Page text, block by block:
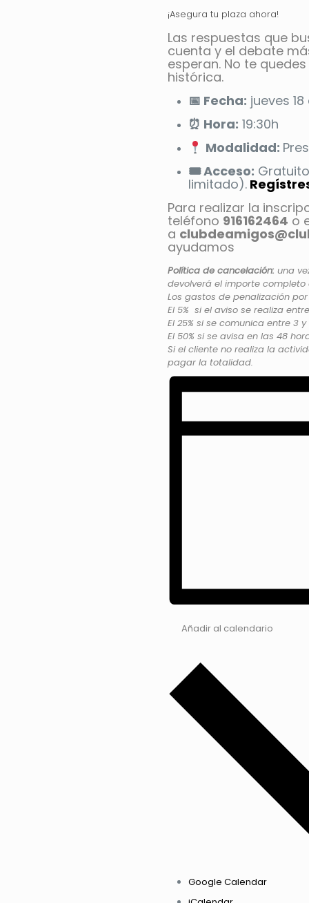
¡Asegura tu plaza ahora!
Las respuestas que
cuenta y el debate
esperan. No te
histórica.
📅 Fecha: jueves
⏰ Hora: 19:30h
Modalidad:
🎟️ Acceso:
limitado).
Para realizar la
teléfono 916162464 o
a
ayudamos
Política de cancelación: una
devolverá el importe
Los gastos de penalización
El 5% si el aviso se realiza
El 25% si se comunica entre 3
El 50% si se avisa en las 48
Si el cliente no realiza la
pagar la totalidad.
Añadir al calendario
Google Calendar